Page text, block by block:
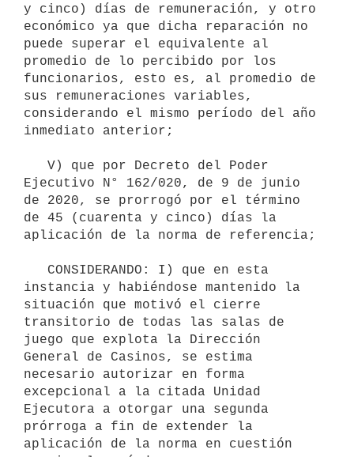
y cinco) días de remuneración, y otro
económico ya que dicha reparación no
puede superar el equivalente al
promedio de lo percibido por los
funcionarios, esto es, al promedio de
sus remuneraciones variables,
considerando el mismo período del año
inmediato anterior;
Ejecutivo N° 162/020, de 9 de junio
de 2020, se prorrogó por el término
de 45 (cuarenta y cinco) días la
aplicación de la norma de referencia;
instancia y habiéndose mantenido la
situación que motivó el cierre
transitorio de todas las salas de
juego que explota la Dirección
General de Casinos, se estima
necesario autorizar en forma
excepcional a la citada Unidad
Ejecutora a otorgar una segunda
prórroga a fin de extender la
aplicación de la norma en cuestión